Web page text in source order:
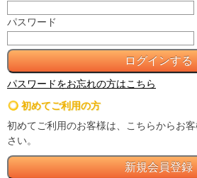
パスワード
パスワードをお忘れの方はこちら
初めてご利用の方
初めてご利用のお客様は、こちらからお
さい。